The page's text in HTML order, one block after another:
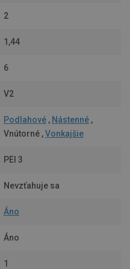
2
1,44
6
V2
Podlahové , Nástenné ,
Vnútorné ,Vonkajšie
PEI 3
Nevzťahuje sa
Áno
Áno
1